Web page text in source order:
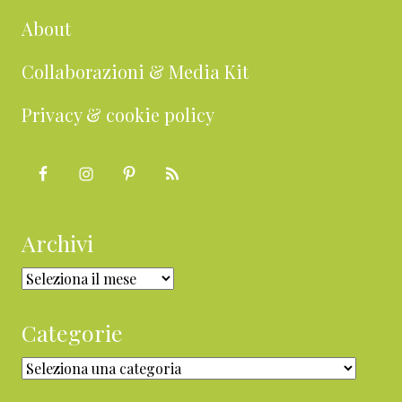
About
Collaborazioni & Media Kit
Privacy & cookie policy
Archivi
Archivi
Categorie
Categorie